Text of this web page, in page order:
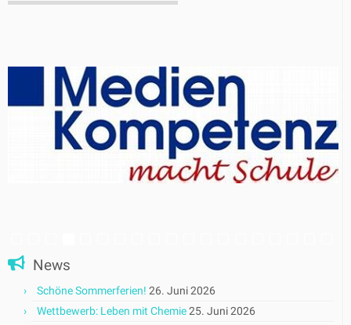
News
Schöne Sommerferien! 26. Juni 2026
Wettbewerb: Leben mit Chemie25. Juni 2026